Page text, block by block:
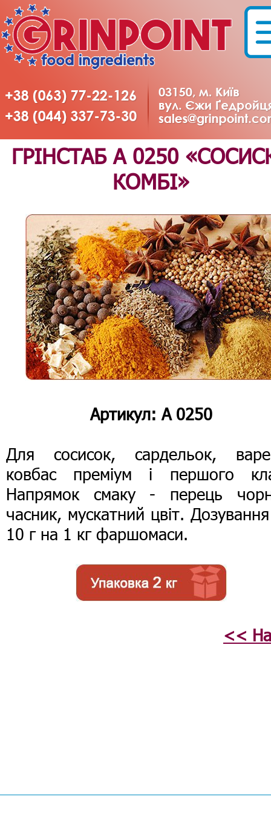
ГРІНСТАБ А 0250
КОМБІ»
Артикул: А 0250
Для сосисок, сардельок,
ковбас преміум і першого
Напрямок смаку - перець
часник, мускатний цвіт.
10 г на 1 кг фаршомаси.
<<